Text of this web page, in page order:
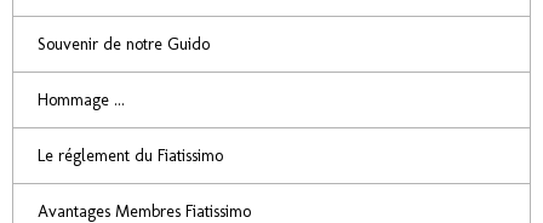
Souvenir de notre Guido
Hommage ...
Le réglement du Fiatissimo
Avantages Membres Fiatissimo